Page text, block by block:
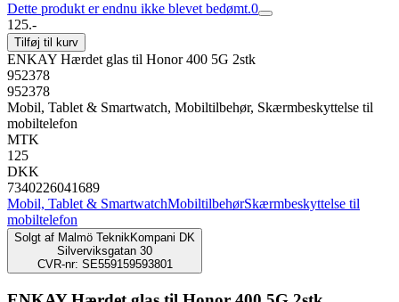
Dette produkt er endnu ikke blevet bedømt.0
125.-
Tilføj til kurv
ENKAY Hærdet glas til Honor 400 5G 2stk
952378
952378
Mobil, Tablet & Smartwatch, Mobiltilbehør, Skærmbeskyttelse til
mobiltelefon
MTK
125
DKK
7340226041689
Mobil, Tablet & SmartwatchMobiltilbehørSkærmbeskyttelse til
mobiltelefon
Solgt af Malmö TeknikKompani DK
Silverviksgatan 30
CVR-nr: SE559159593801